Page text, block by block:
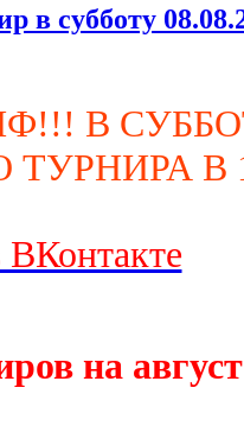
в субботу
В
ТУРНИРА В
на